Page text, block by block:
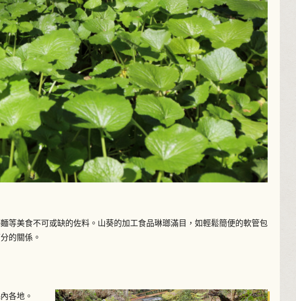
等美食不可或缺的佐料。山葵的加工食品琳瑯滿目，如輕鬆簡便的軟管包
的關係。
各地。